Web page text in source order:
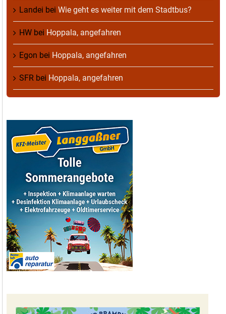
Landei bei Wie geht es weiter mit dem Stadtbus?
HW bei Hoppala, angefahren
Egon bei Hoppala, angefahren
SFR bei Hoppala, angefahren